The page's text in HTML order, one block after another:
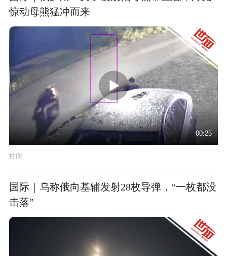
惊动母熊猛冲而来
00:25
世面
国际｜乌称俄向基辅发射28枚导弹，“一枚都没
击落”